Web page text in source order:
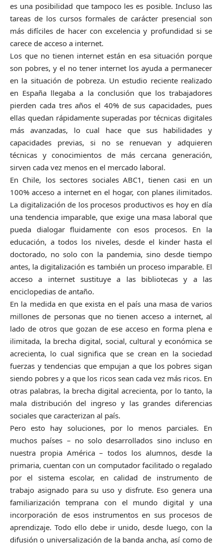
es una posibilidad que tampoco les es posible. Incluso las
tareas de los cursos formales de carácter presencial son
más difíciles de hacer con excelencia y profundidad si se
carece de acceso a internet.
Los que no tienen internet están en esa situación porque
son pobres, y el no tener internet los ayuda a permanecer
en la situación de pobreza. Un estudio reciente realizado
en España llegaba a la conclusión que los trabajadores
pierden cada tres años el 40% de sus capacidades, pues
ellas quedan rápidamente superadas por técnicas digitales
más avanzadas, lo cual hace que sus habilidades y
capacidades previas, si no se renuevan y adquieren
técnicas y conocimientos de más cercana generación,
sirven cada vez menos en el mercado laboral.
En Chile, los sectores sociales ABC1, tienen casi en un
100% acceso a internet en el hogar, con planes ilimitados.
La digitalización de los procesos productivos es hoy en día
una tendencia imparable, que exige una masa laboral que
pueda dialogar fluidamente con esos procesos. En la
educación, a todos los niveles, desde el kinder hasta el
doctorado, no solo con la pandemia, sino desde tiempo
antes, la digitalización es también un proceso imparable. El
acceso a internet sustituye a las bibliotecas y a las
enciclopedias de antaño.
En la medida en que exista en el país una masa de varios
millones de personas que no tienen acceso a internet, al
lado de otros que gozan de ese acceso en forma plena e
ilimitada, la brecha digital, social, cultural y económica se
acrecienta, lo cual significa que se crean en la sociedad
fuerzas y tendencias que empujan a que los pobres sigan
siendo pobres y a que los ricos sean cada vez más ricos. En
otras palabras, la brecha digital acrecienta, por lo tanto, la
mala distribución del ingreso y las grandes diferencias
sociales que caracterizan al país.
Pero esto hay soluciones, por lo menos parciales. En
muchos países – no solo desarrollados sino incluso en
nuestra propia América – todos los alumnos, desde la
primaria, cuentan con un computador facilitado o regalado
por el sistema escolar, en calidad de instrumento de
trabajo asignado para su uso y disfrute. Eso genera una
familiarización temprana con el mundo digital y una
incorporación de esos instrumentos en sus procesos de
aprendizaje. Todo ello debe ir unido, desde luego, con la
difusión o universalización de la banda ancha, así como de